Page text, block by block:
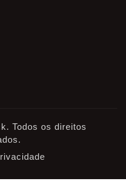
Todos os direitos